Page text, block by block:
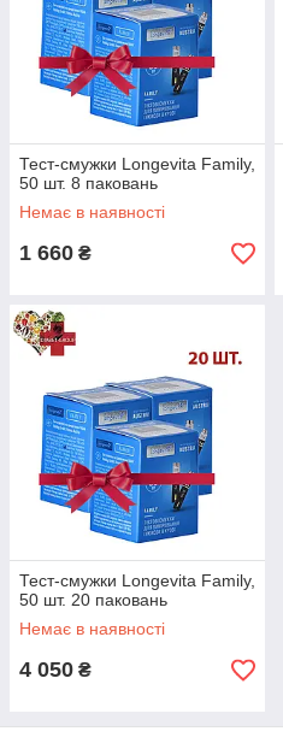
Тест-смужки Longevita Family,
50 шт. 8 паковань
Немає в наявності
1 660 ₴
Тест-смужки Longevita Family,
50 шт. 20 паковань
Немає в наявності
4 050 ₴